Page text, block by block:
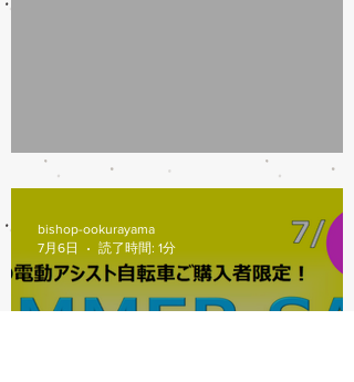
7/31営業時間変更
bishop-ookurayama
7月6日
読了時間: 1分